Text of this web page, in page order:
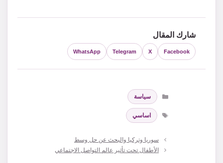
شارك المقال
Facebook
X
Telegram
WhatsApp
التصنيفات
سياسة
الوسوم
اساسي
سوريا وتركيا والبحث عن حل وسط
الأطفال تحت تأثير عالم التواصل الاجتماعي